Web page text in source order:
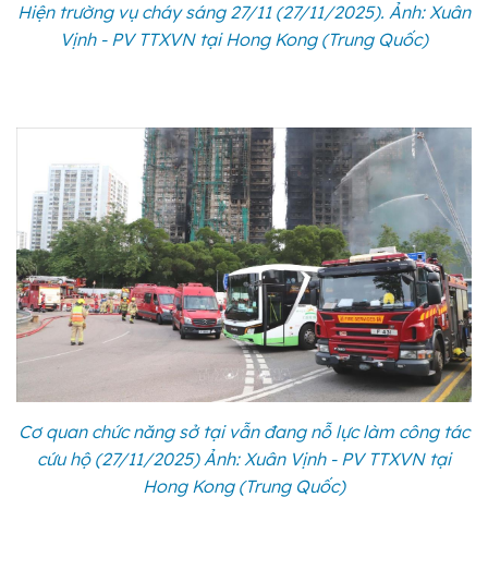
Hiện trường vụ cháy sáng 27/11 (27/11/2025). Ảnh: Xuân
Vịnh - PV TTXVN tại Hong Kong (Trung Quốc)
Cơ quan chức năng sở tại vẫn đang nỗ lực làm công tác
cứu hộ (27/11/2025) Ảnh: Xuân Vịnh - PV TTXVN tại
Hong Kong (Trung Quốc)